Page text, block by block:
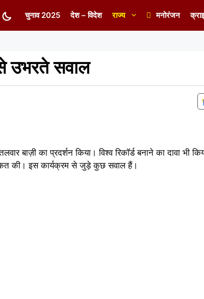
चुनाव 2025 देश – विदेश राज्य मनोरंजन
उभरते सवाल
बाज़ी का प्रदर्शन किया। विश्व रिकॉर्ड बनाने का दावा भी
की। इस कार्यक्रम से जुड़े कुछ सवाल हैं।